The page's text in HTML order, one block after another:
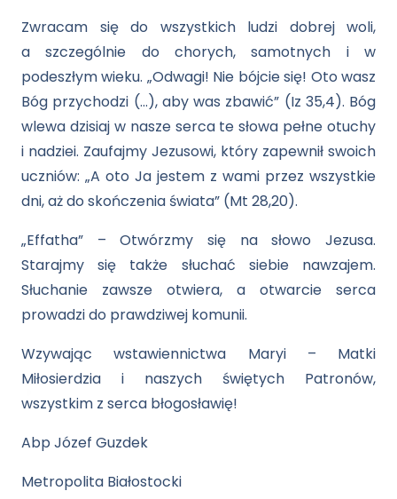
Zwracam się do wszystkich ludzi dobrej woli,
a szczególnie do chorych, samotnych i w
podeszłym wieku. „Odwagi! Nie bójcie się! Oto wasz
Bóg przychodzi (…), aby was zbawić” (Iz 35,4). Bóg
wlewa dzisiaj w nasze serca te słowa pełne otuchy
i nadziei. Zaufajmy Jezusowi, który zapewnił swoich
uczniów: „A oto Ja jestem z wami przez wszystkie
dni, aż do skończenia świata” (Mt 28,20).
„Effatha” – Otwórzmy się na słowo Jezusa.
Starajmy się także słuchać siebie nawzajem.
Słuchanie zawsze otwiera, a otwarcie serca
prowadzi do prawdziwej komunii.
Wzywając wstawiennictwa Maryi – Matki
Miłosierdzia i naszych świętych Patronów,
wszystkim z serca błogosławię!
Abp Józef Guzdek
Metropolita Białostocki